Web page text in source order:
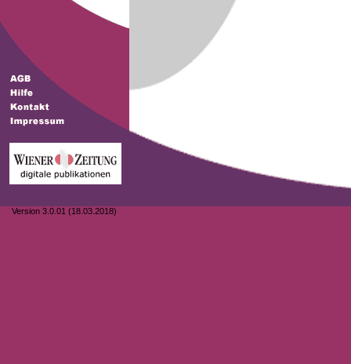
Version 3.0.01 (18.03.2018)